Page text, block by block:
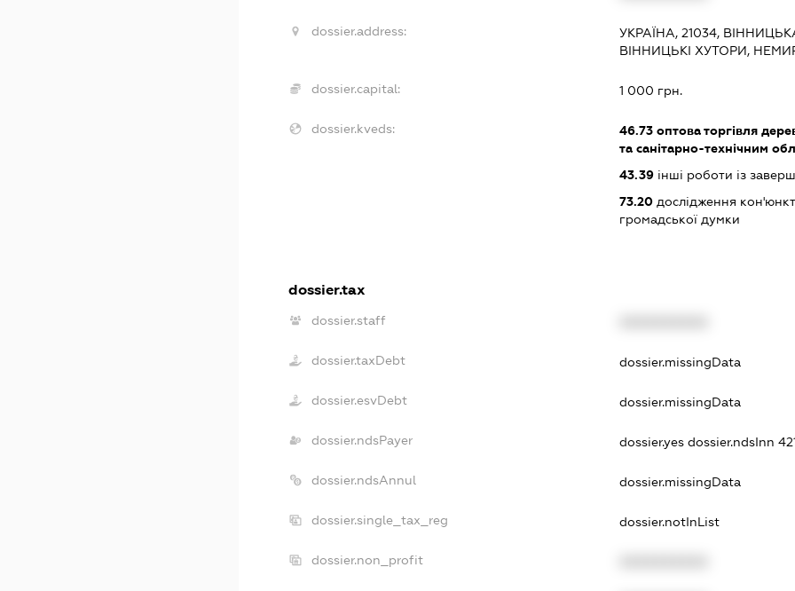
dossier.address:
УКРАЇНА, 21034,
ВІННИЦЬКІ ХУТОРИ,
dossier.capital: 1 000 грн.
dossier.kveds: 46.73оптова торгівля
та санітарно-технічним
43.39інші роботи із
73.20дослідження
громадської думки
dossier.tax
dossier.staff
dossier.taxDebt dossier.missingData
dossier.esvDebt dossier.missingData
dossier.ndsPayer dossier.yes dossier.ndsInn
dossier.ndsAnnul dossier.missingData
dossier.single_tax_reg dossier.notInList
dossier.non_profit